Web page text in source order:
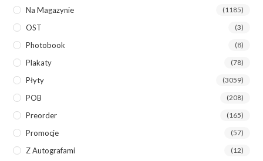
Na Magazynie (1185)
OST (3)
Photobook (8)
Plakaty (78)
Płyty (3059)
POB (208)
Preorder (165)
Promocje (57)
Z Autografami (12)